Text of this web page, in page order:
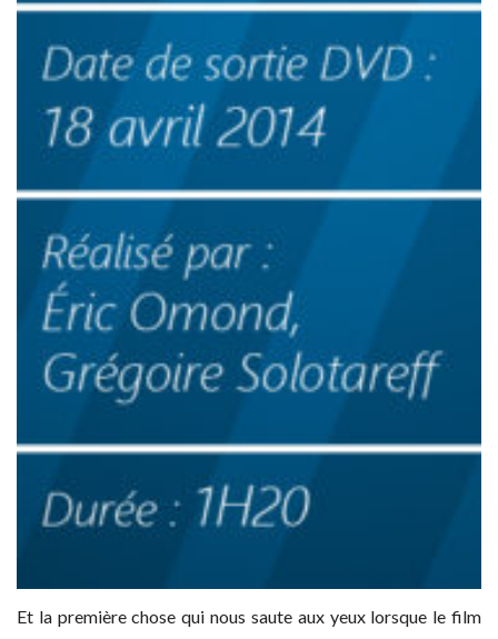
Et la première chose qui nous saute aux yeux lorsque le film